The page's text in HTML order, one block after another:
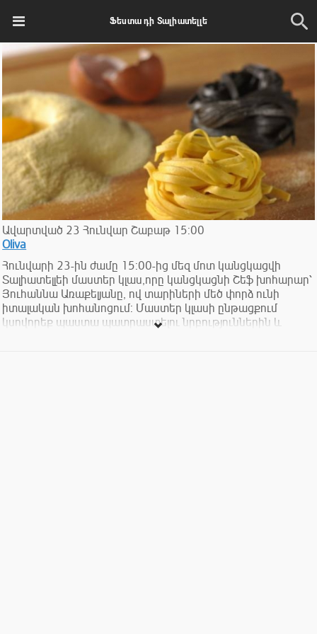
Ֆեստա դի Տալիատելլե
Ավարտված 23 Հունվար Շաբաթ 15:00
Oliva
Հունվարի 23-ին ժամը 15:00-ից մեզ մոտ կանցկացվի
Տալիատելլեի մաստեր կլաս,որը կանցկացնի Շեֆ խոհարար՝
Յուհաննա Առաքելյանը, ով տարիների մեծ փորձ ունի
իտալական խոհանոցում: Մաստեր կլասի ընթացքում
կսովորեք պաստա պատրաստելու նրբություններին և